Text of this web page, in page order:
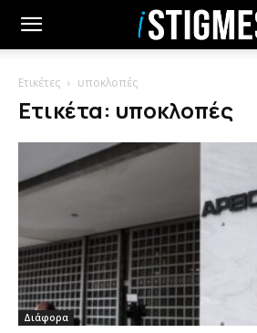
Ετικέτες υποκλοπές
Ετικέτα: υποκλοπές
Διάφορα